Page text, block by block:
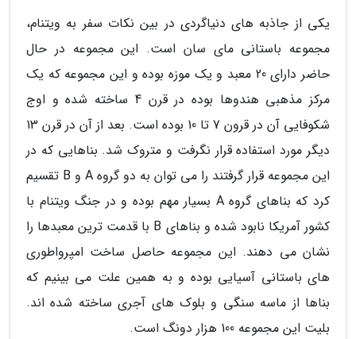
یکی از جاذبه های دنیاگردی در بین نکات سفر به ویتنام،
مجموعه باستانی مای سان است. این مجموعه در حال
حاضر دارای 20 معبد و یک موزه بوده و این مجموعه که یک
مرکز مذهبی هندوها بوده در قرن 4 ساخته شده و اوج
شکوفایی آن در قرون 7 تا 10 بوده است. بعد از آن در قرن 13
دیگر مورد استفاده قرار نگرفت و متروک شد. بناهایی که در
این مجموعه قرار گرفتند را می توان به دو گروه A و B تقسیم
کرد که بناهای گروه A بسیار مهم بوده و در جنگ ویتنام با
کشور آمریکا نابود شده و بناهای B با قدمت ترین معبدها را
نشان می دهند. این مجموعه حاصل ساخت امپرواطوری
های باستانی آسیایی بوده و به همین علت می بینیم که
بناها از ماسه سنگی و بلوک های آجری ساخته شده اند.
بلیت این مجموعه 100 هزار دونگ است.